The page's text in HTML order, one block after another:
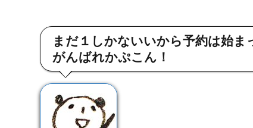
まだ１しかないいから予約は始ま
がんばれかぷこん！